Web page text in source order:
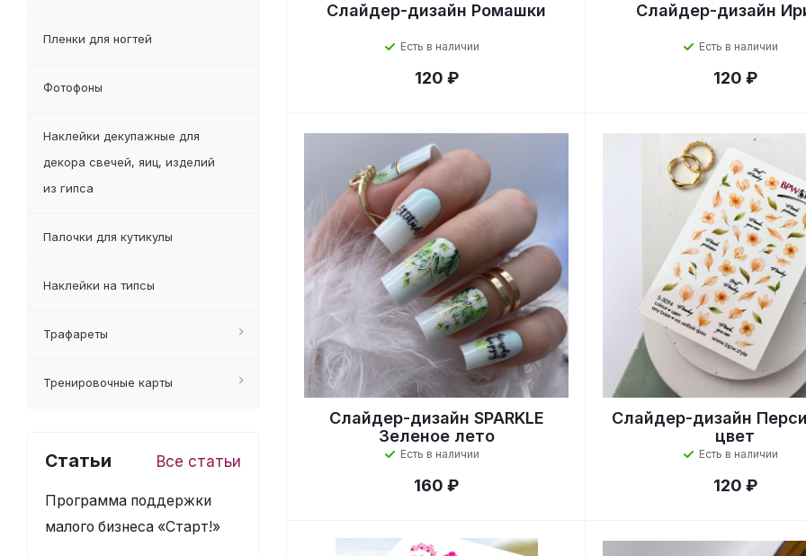
Слайдер-дизайн Ромашки
Есть в наличии
120 ₽
Слайдер-дизайн
Есть в наличии
120 ₽
Слайдер-дизайн SPARKLE
Зеленое лето
Есть в наличии
160 ₽
Слайдер-дизайн
цвет
Есть в наличии
120 ₽
Пленки для ногтей
Фотофоны
Наклейки декупажные для
декора свечей, яиц, изделий
из гипса
Палочки для кутикулы
Наклейки на типсы
Трафареты
Тренировочные карты
Статьи Все статьи
Программа поддержки
малого бизнеса «Старт!»